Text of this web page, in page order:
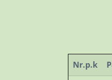
Nr.p.k